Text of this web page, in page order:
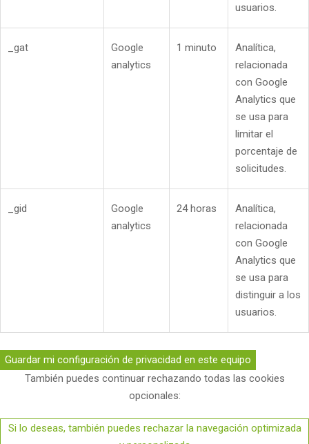
usuarios.
_gat
Google
analytics
1 minuto
Analítica,
relacionada
con Google
Analytics que
se usa para
limitar el
porcentaje de
solicitudes.
_gid
Google
analytics
24 horas
Analítica,
relacionada
con Google
Analytics que
se usa para
distinguir a los
usuarios.
Guardar mi configuración de privacidad en este equipo
También puedes continuar rechazando todas las cookies
opcionales:
Si lo deseas, también puedes rechazar la navegación optimizada